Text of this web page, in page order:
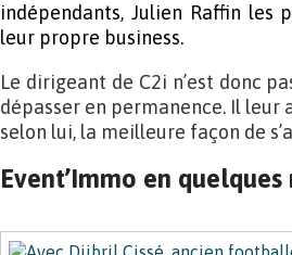
indépendants, Julien Raffin les
leur propre business.
Le dirigeant de C2i n’est donc
dépasser en permanence. Il leur
selon lui, la meilleure façon de
Event’Immo en quelques